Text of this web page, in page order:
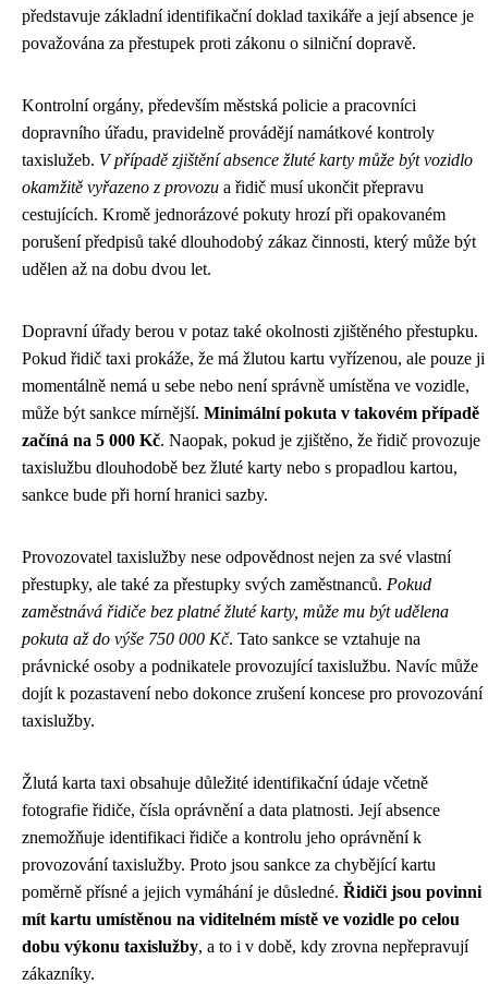
představuje základní identifikační doklad taxikáře a její absence je
považována za přestupek proti zákonu o silniční dopravě.
Kontrolní orgány, především městská policie a pracovníci
dopravního úřadu, pravidelně provádějí namátkové kontroly
taxislužeb. V případě zjištění absence žluté karty může být vozidlo
okamžitě vyřazeno z provozu a řidič musí ukončit přepravu
cestujících. Kromě jednorázové pokuty hrozí při opakovaném
porušení předpisů také dlouhodobý zákaz činnosti, který může být
udělen až na dobu dvou let.
Dopravní úřady berou v potaz také okolnosti zjištěného přestupku.
Pokud řidič taxi prokáže, že má žlutou kartu vyřízenou, ale pouze ji
momentálně nemá u sebe nebo není správně umístěna ve vozidle,
může být sankce mírnější. Minimální pokuta v takovém případě
začíná na 5 000 Kč. Naopak, pokud je zjištěno, že řidič provozuje
taxislužbu dlouhodobě bez žluté karty nebo s propadlou kartou,
sankce bude při horní hranici sazby.
Provozovatel taxislužby nese odpovědnost nejen za své vlastní
přestupky, ale také za přestupky svých zaměstnanců. Pokud
zaměstnává řidiče bez platné žluté karty, může mu být udělena
pokuta až do výše 750 000 Kč. Tato sankce se vztahuje na
právnické osoby a podnikatele provozující taxislužbu. Navíc může
dojít k pozastavení nebo dokonce zrušení koncese pro provozování
taxislužby.
Žlutá karta taxi obsahuje důležité identifikační údaje včetně
fotografie řidiče, čísla oprávnění a data platnosti. Její absence
znemožňuje identifikaci řidiče a kontrolu jeho oprávnění k
provozování taxislužby. Proto jsou sankce za chybějící kartu
poměrně přísné a jejich vymáhání je důsledné. Řidiči jsou povinni
mít kartu umístěnou na viditelném místě ve vozidle po celou
dobu výkonu taxislužby, a to i v době, kdy zrovna nepřepravují
zákazníky.